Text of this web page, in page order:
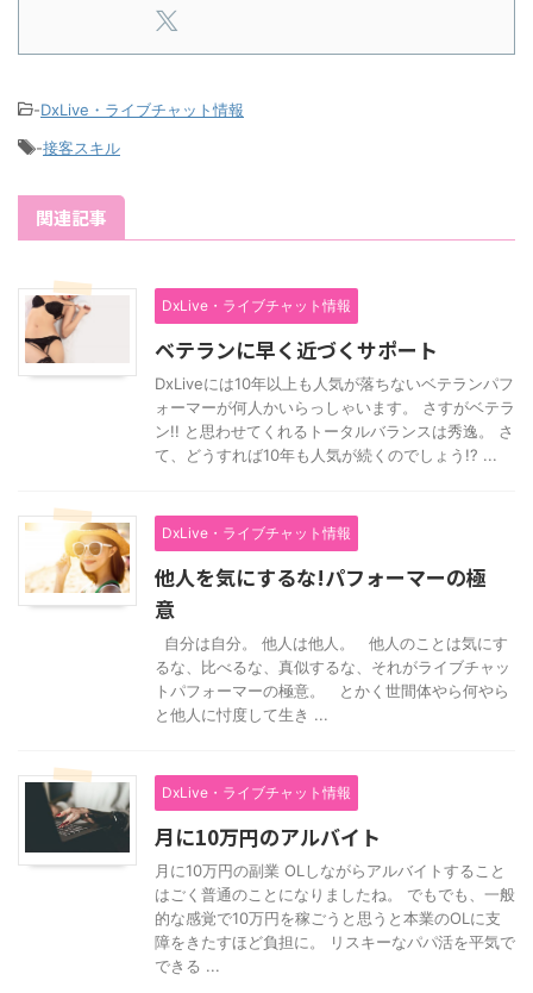
-DxLive・ライブチャット情報
-接客スキル
関連記事
DxLive・ライブチャット情報
ベテランに早く近づくサポート
DxLiveには10年以上も人気が落ちないベテランパフ
ォーマーが何人かいらっしゃいます。 さすがベテラ
ン!! と思わせてくれるトータルバランスは秀逸。 さ
て、どうすれば10年も人気が続くのでしょう!? ...
DxLive・ライブチャット情報
他人を気にするな!パフォーマーの極
意
自分は自分。 他人は他人。 他人のことは気にす
るな、比べるな、真似するな、それがライブチャッ
トパフォーマーの極意。 とかく世間体やら何やら
と他人に忖度して生き ...
DxLive・ライブチャット情報
月に10万円のアルバイト
月に10万円の副業 OLしながらアルバイトすること
はごく普通のことになりましたね。 でもでも、一般
的な感覚で10万円を稼ごうと思うと本業のOLに支
障をきたすほど負担に。 リスキーなパパ活を平気で
できる ...